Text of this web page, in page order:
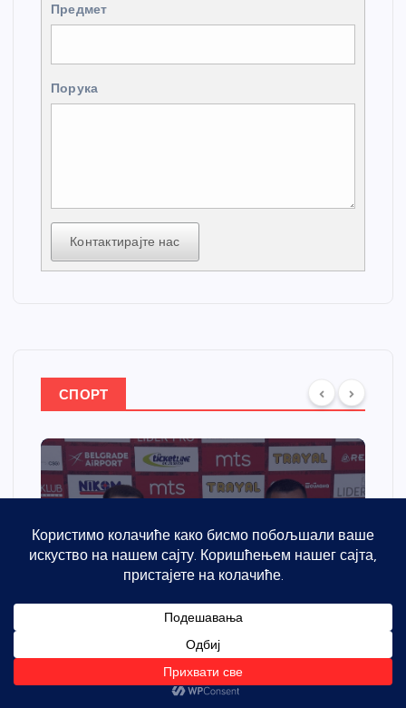
Предмет
Порука
Контактирајте нас
СПОРТ
добија савремени систем
Никола Петровић јул 31, 2026